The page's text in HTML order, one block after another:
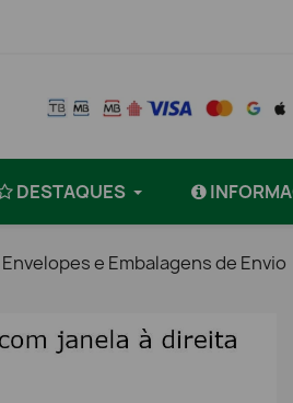
DESTAQUES
Envelopes e Embalagens de Envio